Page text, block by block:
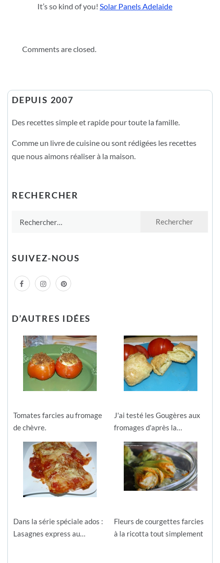
It’s so kind of you! Solar Panels Adelaide
Comments are closed.
DEPUIS 2007
Des recettes simple et rapide pour toute la famille.
Comme un livre de cuisine ou sont rédigées les recettes
que nous aimons réaliser à la maison.
RECHERCHER
SUIVEZ-NOUS
D’AUTRES IDÉES
Tomates farcies au fromage
de chèvre.
J'ai testé les Gougères aux
fromages d'après la…
Dans la série spéciale ados :
Lasagnes express au…
Fleurs de courgettes farcies
à la ricotta tout simplement